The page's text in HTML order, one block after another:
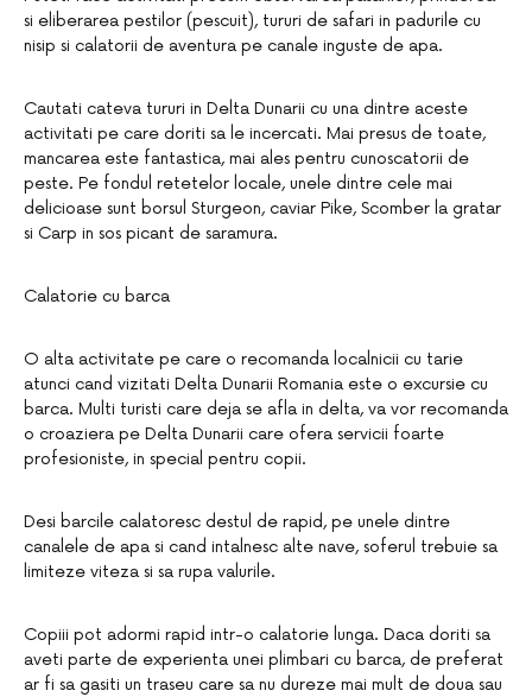
si eliberarea pestilor (pescuit), tururi de safari in padurile cu
nisip si calatorii de aventura pe canale inguste de apa.
Cautati cateva tururi in Delta Dunarii cu una dintre aceste
activitati pe care doriti sa le incercati. Mai presus de toate,
mancarea este fantastica, mai ales pentru cunoscatorii de
peste. Pe fondul retetelor locale, unele dintre cele mai
delicioase sunt borsul Sturgeon, caviar Pike, Scomber la gratar
si Carp in sos picant de saramura.
Calatorie cu barca
O alta activitate pe care o recomanda localnicii cu tarie
atunci cand vizitati Delta Dunarii Romania este o excursie cu
barca. Multi turisti care deja se afla in delta, va vor recomanda
o croaziera pe Delta Dunarii care ofera servicii foarte
profesioniste, in special pentru copii.
Desi barcile calatoresc destul de rapid, pe unele dintre
canalele de apa si cand intalnesc alte nave, soferul trebuie sa
limiteze viteza si sa rupa valurile.
Copiii pot adormi rapid intr-o calatorie lunga. Daca doriti sa
aveti parte de experienta unei plimbari cu barca, de preferat
ar fi sa gasiti un traseu care sa nu dureze mai mult de doua sau